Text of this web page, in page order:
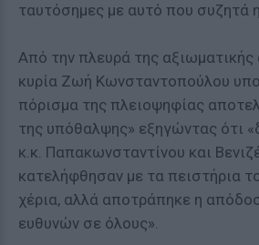
ταυτόσημες με αυτό που συζητά
Από την πλευρά της αξιωματικής
κυρία Ζωή Κωνσταντοπούλου
πόρισμα της πλειοψηφίας
της υπόθαλψης» εξηγώντας ότι
κ.κ. Παπακωνσταντίνου και
κατελήφθησαν με τα πειστήρια
χέρια, αλλά αποτράπηκε η
ευθυνών σε όλους».